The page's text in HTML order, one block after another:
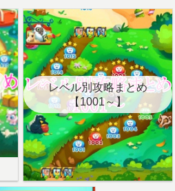
レベル別攻略まとめ
【1001～】